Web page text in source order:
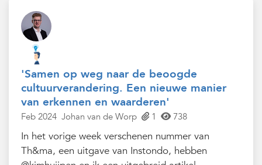
'Samen op weg naar de beoogde
cultuurverandering. Een nieuwe manier
van erkennen en waarderen'
Feb 2024 Johan van de Worp 1 738
In het vorige week verschenen nummer van
Th&ma, een uitgave van Instondo, hebben